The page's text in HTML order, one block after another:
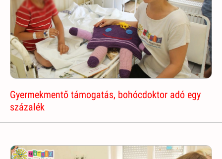
Gyermekmentő támogatás, bohócdoktor adó egy
százalék